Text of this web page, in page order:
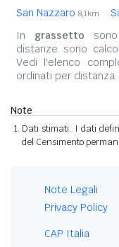
San Nazzaro 8,1km
In grassetto
distanze sono
Vedi l'elenco
ordinati per distanza.
Note
Dati stimati. I dati
del Censimento
Note Legali
Privacy Policy
CAP Italia